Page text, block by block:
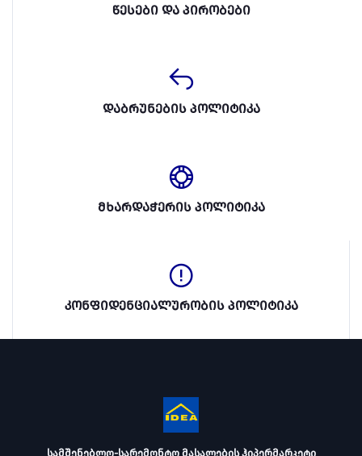
წესები და პირობები
დაბრუნების პოლიტიკა
მხარდაჭერის პოლიტიკა
კონფიდენციალურობის პოლიტიკა
სამშენებლო-სარემონტო მასალების ჰიპერმარკეტი